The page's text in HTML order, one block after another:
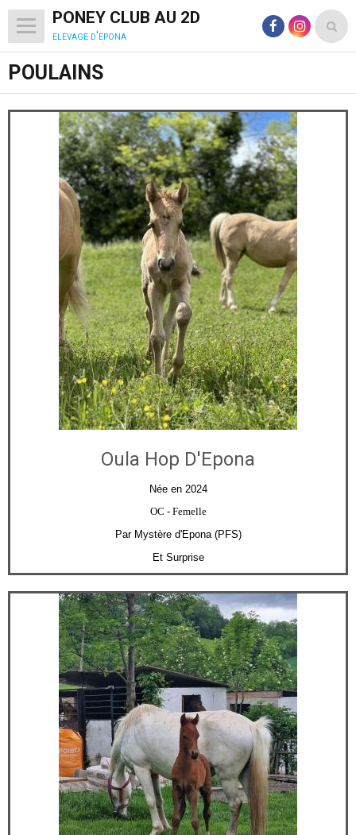
PONEY CLUB AU 2D
elevage d'epona
POULAINS
Oula Hop D'Epona
Née en 2024
OC - Femelle
Par Mystère d'Epona (PFS)
Et Surprise